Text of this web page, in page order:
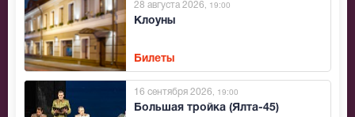
Клоуны
28 августа 2026 , 19:00
Билеты
Большая тройка (Ялта-45)
16 сентября 2026 , 19:00